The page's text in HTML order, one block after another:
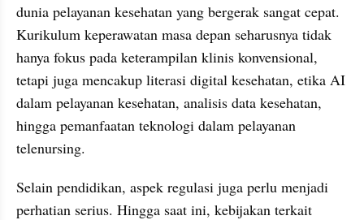
dunia pelayanan kesehatan yang bergerak sangat cepat.
Kurikulum keperawatan masa depan seharusnya tidak
hanya fokus pada keterampilan klinis konvensional,
tetapi juga mencakup literasi digital kesehatan, etika AI
dalam pelayanan kesehatan, analisis data kesehatan,
hingga pemanfaatan teknologi dalam pelayanan
telenursing.
Selain pendidikan, aspek regulasi juga perlu menjadi
perhatian serius. Hingga saat ini, kebijakan terkait